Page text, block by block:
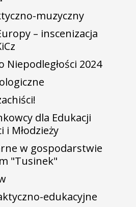
muzyczny
– inscenizacja
Niepodległości 2024
dla Edukacji
i Młodzieży
w gospodarstwie
"Tusinek"
edukacyjne